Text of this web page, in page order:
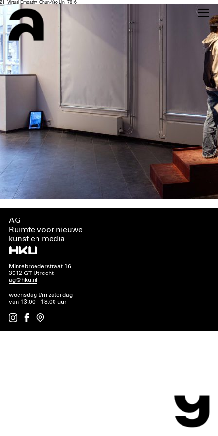
21_Virtual Empathy_Chun-Yao Lin_7616
AG
Ruimte voor nieuwe
kunst en media
Minrebroederstraat 16
3512 GT Utrecht
ag@hku.nl
woensdag t/m zaterdag
van 13:00 – 18:00 uur